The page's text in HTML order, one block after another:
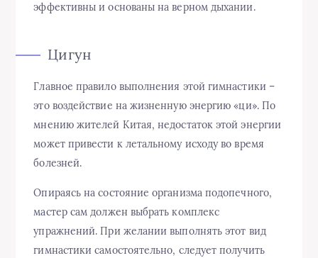
эффективны и основаны на верном дыхании.
Цигун
Главное правило выполнения этой гимнастики –
это воздействие на жизненную энергию «ци». По
мнению жителей Китая, недостаток этой энергии
может привести к летальному исходу во время
болезней.
Опираясь на состояние организма подопечного,
мастер сам должен выбрать комплекс
упражнений. При желании выполнять этот вид
гимнастики самостоятельно, следует получить